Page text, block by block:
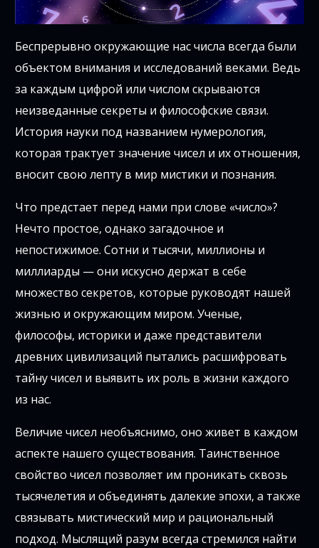
Беспрерывно окружающие нас числа всегда были
объектом внимания и исследований веками. Ведь
за каждым цифрой или числом скрываются
неизведанные секреты и философские связи.
История науки под названием нумерология,
которая трактует значение чисел и их отношения,
вносит свою лепту в мир мистики и познания.
Что предстает перед нами при слове «число»?
Нечто простое, однако загадочное и
непостижимое. Сотни и тысячи, миллионы и
миллиарды — они искусно держат в себе
множество секретов, которые руководят нашей
жизнью и окружающим миром. Ученые,
философы, историки и даже представители
древних цивилизаций пытались расшифровать
тайну чисел и выявить их роль в жизни каждого
из нас.
Величие чисел необъяснимо, оно живет в каждом
аспекте нашего существования. Таинственное
свойство чисел позволяет им проникать сквозь
тысячелетия и объединять далекие эпохи, а также
связывать мистический мир и рациональный
подход. Мыслящий разум всегда стремился найти